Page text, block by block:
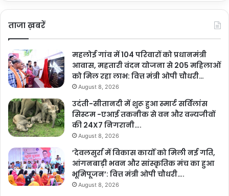
ताजा ख़बरें
महलोई गांव में 104 परिवारों को प्रधानमंत्री
आवास, महतारी वंदन योजना से 205 महिलाओं
को मिल रहा लाभ: वित्त मंत्री ओपी चौधरी…
August 8, 2026
उदंती-सीतानदी में शुरू हुआ स्मार्ट सर्विलांस
सिस्टम -एआई तकनीक से वन और वन्यजीवों
की 24X7 निगरानी….
August 8, 2026
’देवलसुर्रा में विकास कार्यों को मिली नई गति,
आंगनबाड़ी भवन और सांस्कृतिक मंच का हुआ
भूमिपूजन’: वित्त मंत्री ओपी चौधरी….
August 8, 2026